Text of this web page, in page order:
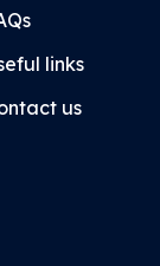
links
us